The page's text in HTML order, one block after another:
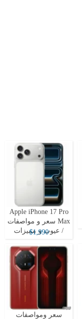
Apple iPhone 17 Pro
Max سعر و مواصفات
/ عيوب و مميزات
$1,990
سعر ومواصفات